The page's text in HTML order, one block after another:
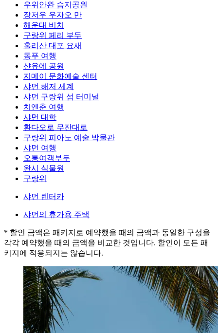
우위안완 습지공원
장저우 우자오 만
해운대 비치
구랑위 페리 부두
훌리샨 대포 요새
동푸 여행
샨유에 공원
지메이 문화예술 센터
샤먼 해저 세계
샤먼 구랑위 섬 터미널
치엔춘 여행
샤먼 대학
환다오로 무잔대로
구랑위 피아노 예술 박물관
샤먼 여행
오통여객부두
완시 식물원
구랑위
샤먼 렌터카
샤먼의 휴가용 주택
* 할인 금액은 패키지로 예약했을 때의 금액과 동일한 구성을
각각 예약했을 때의 금액을 비교한 것입니다. 할인이 모든 패
키지에 적용되지는 않습니다.